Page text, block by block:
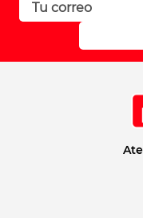
Califique el
Correo